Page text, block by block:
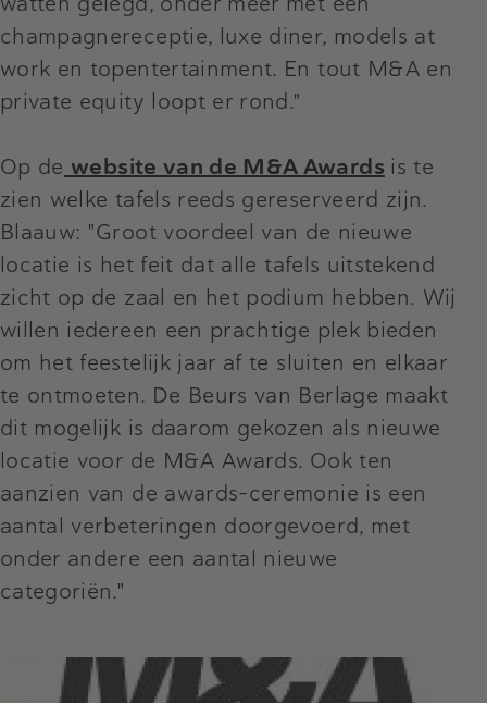
champagnereceptie, luxe diner, models at
work en topentertainment. En tout M&A en
private equity loopt er rond."
Op de website van de M&A Awards is te
zien welke tafels reeds gereserveerd zijn.
Blaauw: "Groot voordeel van de nieuwe
locatie is het feit dat alle tafels uitstekend
zicht op de zaal en het podium hebben. Wij
willen iedereen een prachtige plek bieden
om het feestelijk jaar af te sluiten en elkaar
te ontmoeten. De Beurs van Berlage maakt
dit mogelijk is daarom gekozen als nieuwe
locatie voor de M&A Awards. Ook ten
aanzien van de awards-ceremonie is een
aantal verbeteringen doorgevoerd, met
onder andere een aantal nieuwe
categoriën."